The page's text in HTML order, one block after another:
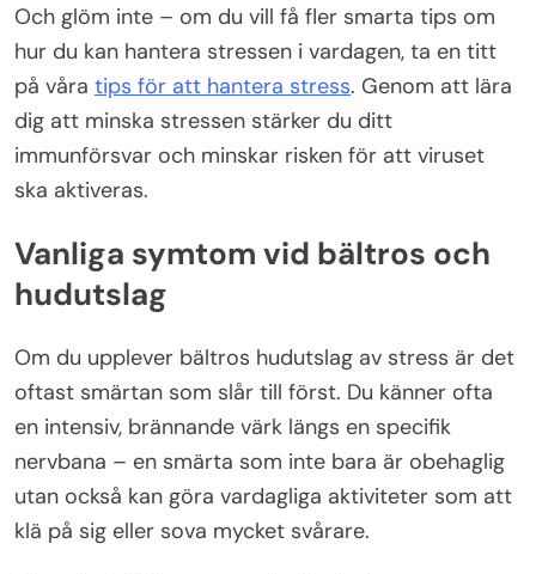
Och glöm inte – om du vill få fler smarta tips om
hur du kan hantera stressen i vardagen, ta en titt
på våra tips för att hantera stress. Genom att lära
dig att minska stressen stärker du ditt
immunförsvar och minskar risken för att viruset
ska aktiveras.
Vanliga symtom vid bältros och
hudutslag
Om du upplever bältros hudutslag av stress är det
oftast smärtan som slår till först. Du känner ofta
en intensiv, brännande värk längs en specifik
nervbana – en smärta som inte bara är obehaglig
utan också kan göra vardagliga aktiviteter som att
klä på sig eller sova mycket svårare.